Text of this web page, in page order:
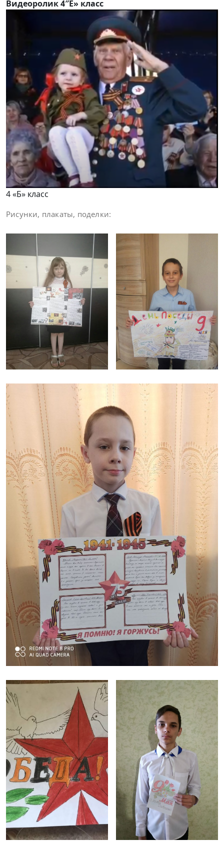
Видеоролик 4″Е» класс
4 «Б» класс
Рисунки, плакаты, поделки: